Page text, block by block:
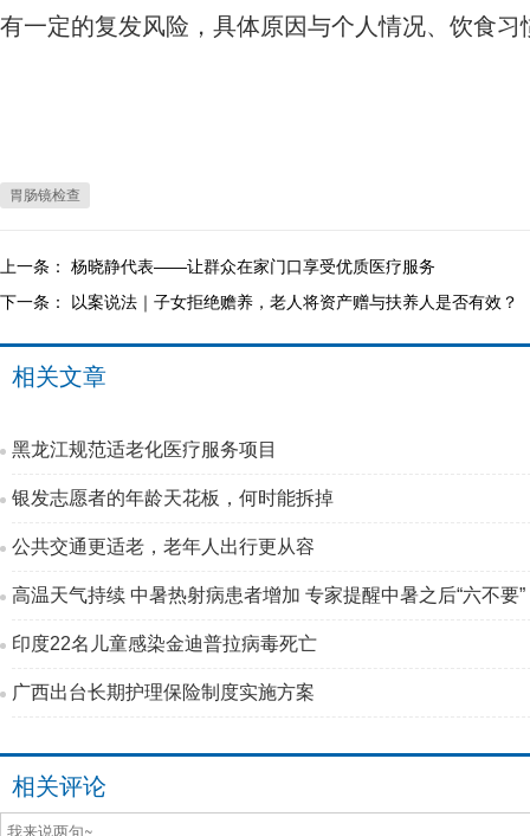
有一定的复发风险，具体原因与个人情况、饮食
胃肠镜检查
上一条： 杨晓静代表——让群众在家门口享受优质医疗服务
下一条：
以案说法｜子女拒绝赡养，老人将资产赠与扶养人是否有效？
相关文章
黑龙江规范适老化医疗服务项目
银发志愿者的年龄天花板，何时能拆掉
公共交通更适老，老年人出行更从容
高温天气持续 中暑热射病患者增加 专家提醒中暑之后“六不要”
印度22名儿童感染金迪普拉病毒死亡
广西出台长期护理保险制度实施方案
相关评论